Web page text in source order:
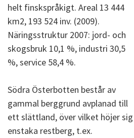
helt finskspråkigt. Areal 13 444
km2, 193 524 inv. (2009).
Näringsstruktur 2007: jord- och
skogsbruk 10,1 %, industri 30,5
%, service 58,4 %.
Södra Österbotten består av
gammal berggrund avplanad till
ett slättland, över vilket höjer sig
enstaka restberg, t.ex.